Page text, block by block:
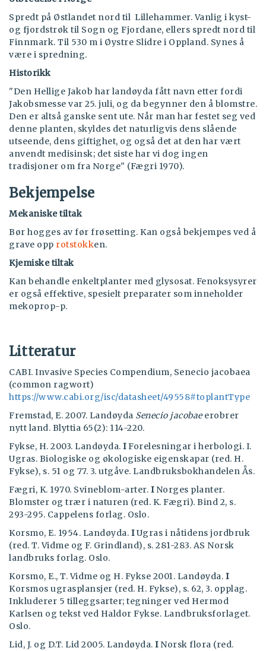
Spredt på Østlandet nord til Lillehammer. Vanlig i kyst-
og fjordstrøk til Sogn og Fjordane, ellers spredt nord til
Finnmark. Til 530 m i Øystre Slidre i Oppland. Synes å
være i spredning.
Historikk
"Den Hellige Jakob har landøyda fått navn etter fordi
Jakobsmesse var 25. juli, og da begynner den å blomstre.
Den er altså ganske sent ute. Når man har festet seg ved
denne planten, skyldes det naturligvis dens slående
utseende, dens giftighet, og også det at den har vært
anvendt medisinsk; det siste har vi dog ingen
tradisjoner om fra Norge" (Fægri 1970).
Bekjempelse
Mekaniske tiltak
Bør hogges av før frøsetting. Kan også bekjempes ved å
grave opp rotstokken.
Kjemiske tiltak
Kan behandle enkeltplanter med glysosat. Fenoksysyrer
er også effektive, spesielt preparater som inneholder
mekoprop-p.
Litteratur
CABI. Invasive Species Compendium, Senecio jacobaea
(common ragwort)
https://www.cabi.org/isc/datasheet/49558#toplantType
Fremstad, E. 2007. Landøyda Senecio jacobaeerobrer
nytt land. Blyttia 65(2): 114-220.
Fykse, H. 2003. Landøyda. IForelesningar i herbologi. I.
Ugras. Biologiske og økologiske eigenskapar (red. H.
Fykse), s. 51 og 77. 3. utgåve. Landbruksbokhandelen Ås.
Fægri, K. 1970. Svineblom-arter. INorges planter.
Blomster og trær i naturen (red. K. Fægri). Bind 2, s.
293-295. Cappelens forlag. Oslo.
Korsmo, E. 1954. Landøyda. IUgras i nåtidens jordbruk
(red. T. Vidme og F. Grindland), s. 281-283. AS Norsk
landbruks forlag. Oslo.
Korsmo, E., T. Vidme og H. Fykse 2001. Landøyda. I
Korsmos ugrasplansjer (red. H. Fykse), s. 62, 3. opplag.
Inkluderer 5 tilleggsarter; tegninger ved Hermod
Karlsen og tekst ved Haldor Fykse. Landbruksforlaget.
Oslo.
Lid, J. og D.T. Lid 2005. Landøyda. INorsk flora (red.